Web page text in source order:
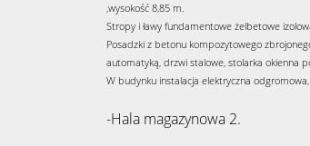
,wysokość 8,85 m.
Stropy i ławy fundamentowe żelbetowe
Posadzki z betonu kompozytowego
automatyką, drzwi stalowe, stolarka okienna
W budynku instalacja elektryczna
-Hala magazynowa 2.